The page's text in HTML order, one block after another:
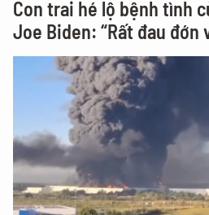
Con trai hé lộ bệnh tình
Joe Biden: “Rất đau đớn